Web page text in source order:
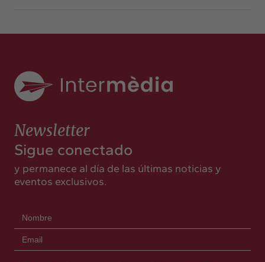
Newsletter
Sigue conectado
y permanece al día de las últimas noticias y
eventos exclusivos.